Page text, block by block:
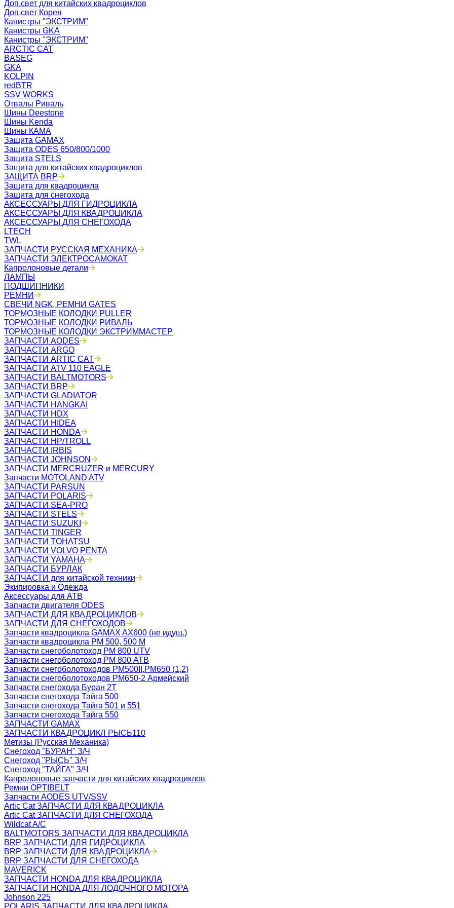
Доп.свет для китайских квадроциклов
Доп.свет Корея
Канистры "ЭКСТРИМ"
Канистры GKA
Канистры ''ЭКСТРИМ''
ARCTIC CAT
BASEG
GKA
KOLPIN
redBTR
SSV WORKS
Отвалы Риваль
Шины Deestone
Шины Kenda
Шины КАМА
Защита GAMAX
Защита ODES 650/800/1000
Защита STELS
Защита для китайских квадроциклов
ЗАЩИТА BRP
Защита для квадроцикла
Защита для снегохода
АКСЕССУАРЫ ДЛЯ ГИДРОЦИКЛА
АКСЕССУАРЫ ДЛЯ КВАДРОЦИКЛА
АКСЕССУАРЫ ДЛЯ СНЕГОХОДА
LTECH
TWL
ЗАПЧАСТИ РУССКАЯ МЕХАНИКА
ЗАПЧАСТИ ЭЛЕКТРОСАМОКАТ
Капролоновые детали
ЛАМПЫ
ПОДШИПНИКИ
РЕМНИ
СВЕЧИ NGK, РЕМНИ GATES
ТОРМОЗНЫЕ КОЛОДКИ PULLER
ТОРМОЗНЫЕ КОЛОДКИ РИВАЛЬ
ТОРМОЗНЫЕ КОЛОДКИ ЭКСТРИММАСТЕР
ЗАПЧАСТИ AODES
ЗАПЧАСТИ ARGO
ЗАПЧАСТИ ARTIC CAT
ЗАПЧАСТИ ATV 110 EAGLE
ЗАПЧАСТИ BALTMOTORS
ЗАПЧАСТИ BRP
ЗАПЧАСТИ GLADIATOR
ЗАПЧАСТИ HANGKAI
ЗАПЧАСТИ HDX
ЗАПЧАСТИ HIDEA
ЗАПЧАСТИ HONDA
ЗАПЧАСТИ HP/TROLL
ЗАПЧАСТИ IRBIS
ЗАПЧАСТИ JOHNSON
ЗАПЧАСТИ MERCRUZER и MERCURY
Запчасти MOTOLAND ATV
ЗАПЧАСТИ PARSUN
ЗАПЧАСТИ POLARIS
ЗАПЧАСТИ SEA-PRO
ЗАПЧАСТИ STELS
ЗАПЧАСТИ SUZUKI
ЗАПЧАСТИ TINGER
ЗАПЧАСТИ TOHATSU
ЗАПЧАСТИ VOLVO PENTA
ЗАПЧАСТИ YAMAHA
ЗАПЧАСТИ БУРЛАК
ЗАПЧАСТИ для китайской техники
Экипировка и Одежда
Аксессуары для АТВ
Запчасти двигателя ODES
ЗАПЧАСТИ ДЛЯ КВАДРОЦИКЛОВ
ЗАПЧАСТИ ДЛЯ СНЕГОХОДОВ
Запчасти квадроцикла GAMAX AX600 (не идущ.)
Запчасти квадроцикла РМ 500, 500 М
Запчасти снегоболотоход РМ 800 UTV
Запчасти снегоболотоход РМ 800 АТВ
Запчасти снегоболотоходов РМ500II,РМ650 (1,2)
Запчасти снегоболотоходов РМ650-2 Армейский
Запчасти снегохода Буран 2Т
Запчасти снегохода Тайга 500
Запчасти снегохода Тайга 501 и 551
Запчасти снегохода Тайга 550
ЗАПЧАСТИ GAMAX
ЗАПЧАСТИ КВАДРОЦИКЛ РЫСЬ110
Метизы (Русская Механика)
Снегоход "БУРАН" З/Ч
Снегоход "РЫСЬ" З/Ч
Снегоход "ТАЙГА" З/Ч
Капролоновые запчасти для китайских квадроциклов
Ремни OPTIBELT
Запчасти AODES UTV/SSV
Artic Cat ЗАПЧАСТИ ДЛЯ КВАДРОЦИКЛА
Artic Cat ЗАПЧАСТИ ДЛЯ СНЕГОХОДА
Wildcat A/C
BALTMOTORS ЗАПЧАСТИ ДЛЯ КВАДРОЦИКЛА
BRP ЗАПЧАСТИ ДЛЯ ГИДРОЦИКЛА
BRP ЗАПЧАСТИ ДЛЯ КВАДРОЦИКЛА
BRP ЗАПЧАСТИ ДЛЯ СНЕГОХОДА
MAVERICK
ЗАПЧАСТИ HONDA ДЛЯ КВАДРОЦИКЛА
ЗАПЧАСТИ HONDA ДЛЯ ЛОДОЧНОГО МОТОРА
Johnson 225
POLARIS ЗАПЧАСТИ ДЛЯ КВАДРОЦИКЛА